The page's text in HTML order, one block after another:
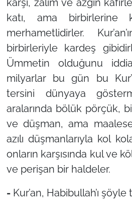
karşı, zalim ve azgın
katı, ama birbirlerine
merhametlidirler.
birbirleriyle kardeş
Ümmetin olduğunu
milyarlar bu gün bu
tersini dünyaya
aralarında bölük pörçük,
ve düşman, ama
azılı düşmanlarıyla kol
onların karşısında kul ve
ve perişan bir haldeler.
- Kur’an, Habibullah’ı şöyle